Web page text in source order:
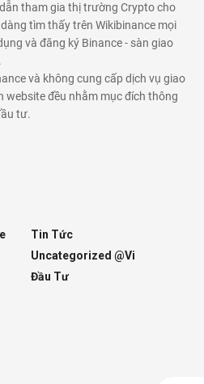
tham gia thị trường Crypto cho
tìm thấy trên Wikibinance mọi
và đăng ký Binance - sàn giao
và không cung cấp dịch vụ giao
đều nhằm mục đích thông
tư.
Tin Tức
Uncategorized @vi
Đầu Tư